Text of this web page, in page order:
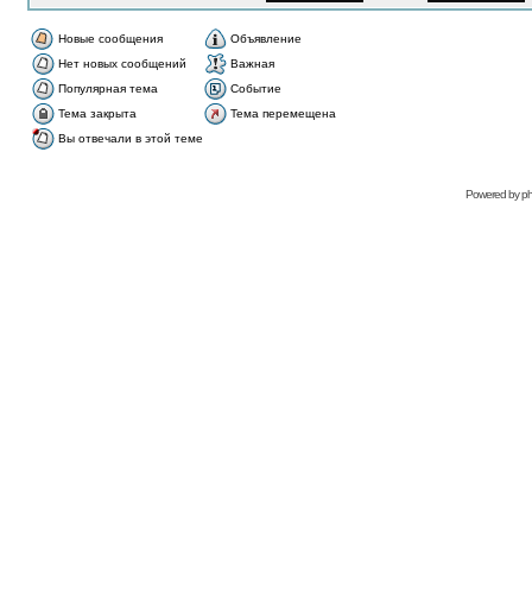
Новые сообщения
Объявление
Нет новых сообщений
Важная
Популярная тема
Событие
Тема закрыта
Тема перемещена
Вы отвечали в этой теме
Рowered bу